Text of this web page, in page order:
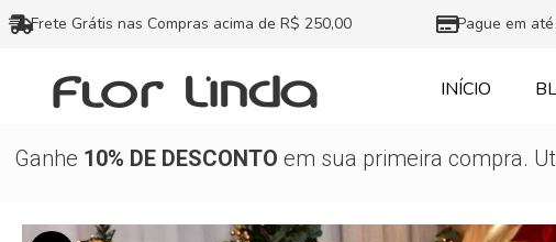
Ir
para
conteúdo
Frete Grátis nas Compras acima de R$ 250,00 Pague em
INÍCIO
Ganhe 10% DE DESCONTO em sua primeira compra.